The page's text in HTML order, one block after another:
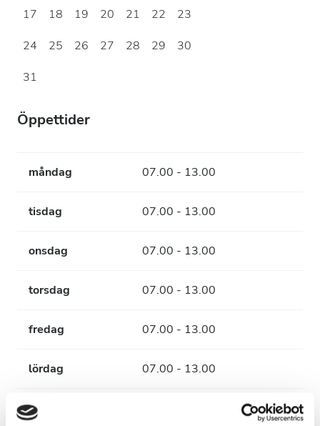
17
18 19 20 21 22
23
24
25 26 27 28 29
30
31
Öppettider
måndag 07.00 - 13.00
tisdag 07.00 - 13.00
onsdag 07.00 - 13.00
torsdag 07.00 - 13.00
fredag 07.00 - 13.00
lördag 07.00 - 13.00
söndag